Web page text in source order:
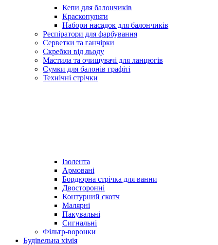
Кепи для балончиків
Краскопульти
Набори насадок для балончиків
Респіратори для фарбування
Серветки та ганчірки
Скребки від льоду
Мастила та очищувачі для ланцюгів
Сумки для балонів графіті
Технічні стрічки
Ізолента
Армовані
Бордюрна стрічка для ванни
Двосторонні
Контурний скотч
Малярні
Пакувальні
Сигнальні
Фільтр-воронки
Будівельна хімія